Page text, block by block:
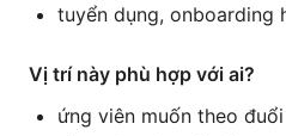
tuyển dụng, onboarding
Vị trí này phù hợp với ai?
ứng viên muốn theo